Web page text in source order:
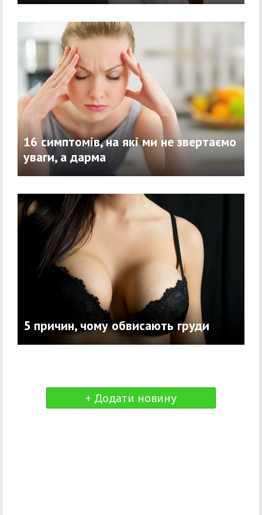
16 симптомів, на які ми не звертаємо
уваги, а дарма
5 причин, чому обвисають груди
+ Додати новину